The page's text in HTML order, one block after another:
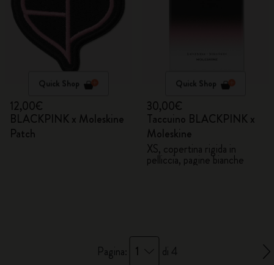
Quick Shop
12,00€
BLACKPINK x Moleskine
Patch
Quick Shop
30,00€
Taccuino BLACKPINK x
Moleskine
XS, copertina rigida in
pelliccia, pagine bianche
Pagina: 1 di 4